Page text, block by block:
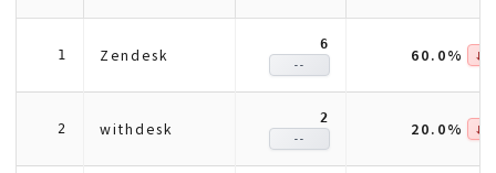
1 Zendesk
6
-- 60.0% ↓ -
2 withdesk
2
-- 20.0% ↓ -